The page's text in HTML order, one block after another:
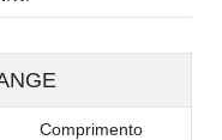
Comprimento